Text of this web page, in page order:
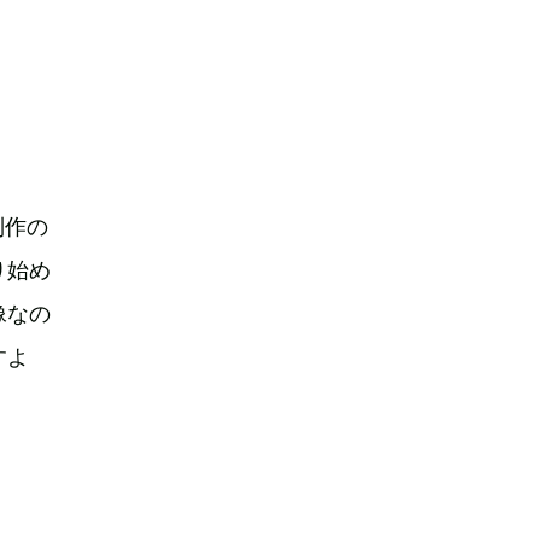
作の
始め
なの